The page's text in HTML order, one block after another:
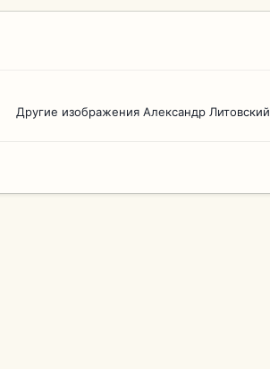
Другие изображения Александр Литовский